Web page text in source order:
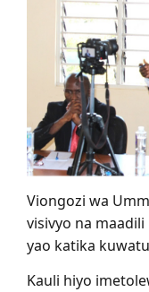
Viongozi wa
visivyo na
yao katika
Kauli hiyo